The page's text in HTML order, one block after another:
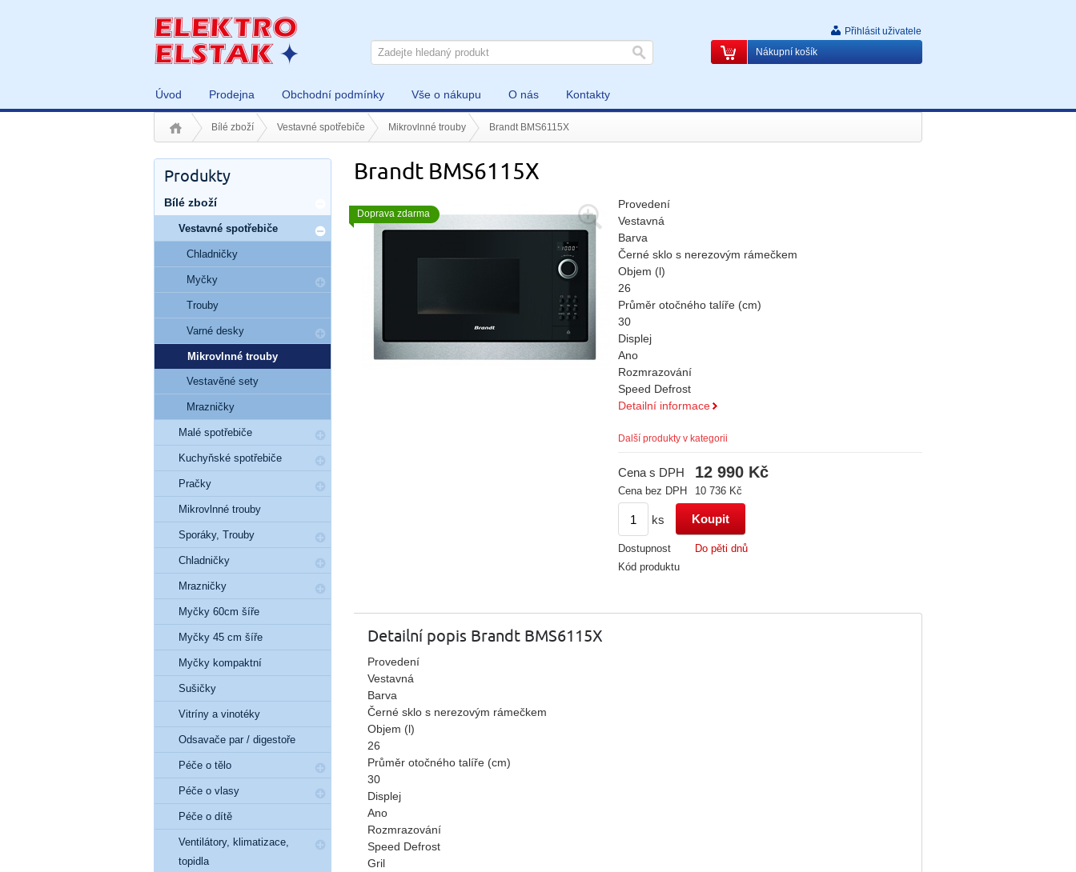
Úvod Prodejna Obchodní podmínky Vše o nákupu O nás Kontakty
Přihlásit uživatele
Nákupní košík
Bílé zboží Vestavné spotřebiče Mikrovlnné trouby Brandt BMS6115X
Brandt BMS6115X
Doprava zdarma
Provedení
Vestavná
Barva
Černé sklo s nerezovým rámečkem
Objem (l)
26
Průměr otočného talíře (cm)
30
Displej
Ano
Rozmrazování
Speed Defrost
Detailní informace
Další produkty v kategorii
Cena s DPH 12 990 Kč
Cena bez DPH 10 736 Kč
ks
Dostupnost
Do pěti dnů
Kód produktu
Detailní popis Brandt BMS6115X
Provedení
Vestavná
Barva
Černé sklo s nerezovým rámečkem
Objem (l)
26
Průměr otočného talíře (cm)
30
Displej
Ano
Rozmrazování
Speed Defrost
Gril
Produkty
Bílé zboží
Vestavné spotřebiče
Chladničky
Myčky
Trouby
Varné desky
Mikrovlnné trouby
Vestavěné sety
Mrazničky
Malé spotřebiče
Kuchyňské spotřebiče
Pračky
Mikrovlnné trouby
Sporáky, Trouby
Chladničky
Mrazničky
Myčky 60cm šíře
Myčky 45 cm šíře
Myčky kompaktní
Sušičky
Vitríny a vinotéky
Odsavače par / digestoře
Péče o tělo
Péče o vlasy
Péče o dítě
Ventilátory, klimatizace,
topidla